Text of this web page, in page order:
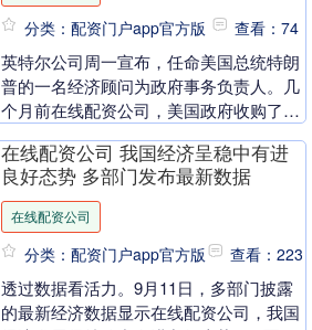
分类：配资门户app官方版 查看：74
英特尔公司周一宣布，任命美国总统特朗
普的一名经济顾问为政府事务负责人。几
个月前在线配资公司，美国政府收购了这
总统副助理、....
在线配资公司 我国经济呈稳中有进
良好态势 多部门发布最新数据
在线配资公司
分类：配资门户app官方版 查看：223
透过数据看活力。9月11日，多部门披露
的最新经济数据显示在线配资公司，我国